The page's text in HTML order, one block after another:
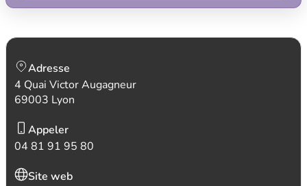
Adresse
4 Quai Victor Augagneur
69003 Lyon
Appeler
04 81 91 95 80
Site web